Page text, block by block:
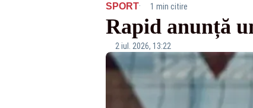
SPORT· 1 min citire
Rapid anunță
2 iul. 2026, 13:22